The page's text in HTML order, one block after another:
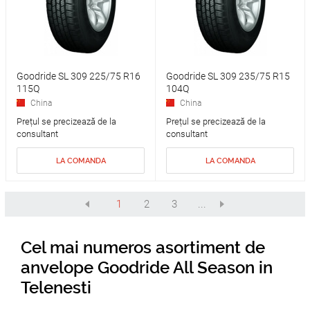
Goodride SL 309 225/75 R16
115Q
China
Prețul se precizează de la
consultant
LA COMANDA
Goodride SL 309 235/75 R15
104Q
China
Prețul se precizează de la
consultant
LA COMANDA
1 2 3 ...
Cel mai numeros asortiment de
anvelope Goodride All Season in
Telenesti